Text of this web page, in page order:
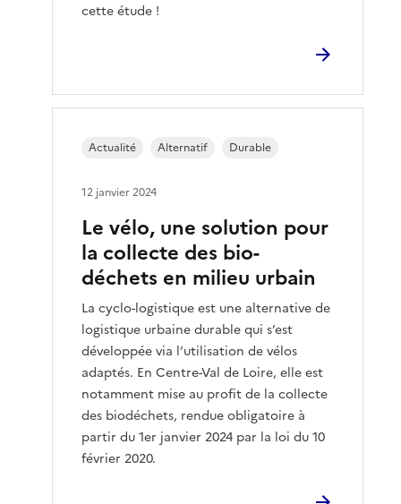
cette étude !
Le vélo, une solution pour
la collecte des bio-
déchets en milieu urbain
La cyclo-logistique est une alternative de
logistique urbaine durable qui s’est
développée via l’utilisation de vélos
adaptés. En Centre-Val de Loire, elle est
notamment mise au profit de la collecte
des biodéchets, rendue obligatoire à
partir du 1er janvier 2024 par la loi du 10
février 2020.
Actualité Alternatif Durable
12 janvier 2024